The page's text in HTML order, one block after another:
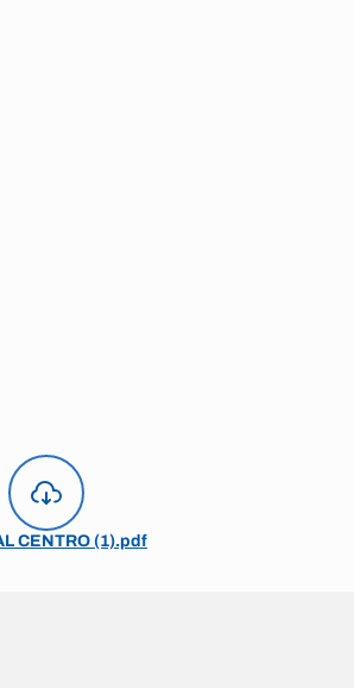
CENTRO (1).pdf